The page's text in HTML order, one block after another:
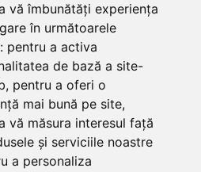
vă îmbunătăți experiența
în următoarele
pentru a activa
de bază a site-
, pentru a oferi o
mai bună pe site,
vă măsura interesul față
și serviciile noastre
a personaliza
5, Bucuresti
13176/1991